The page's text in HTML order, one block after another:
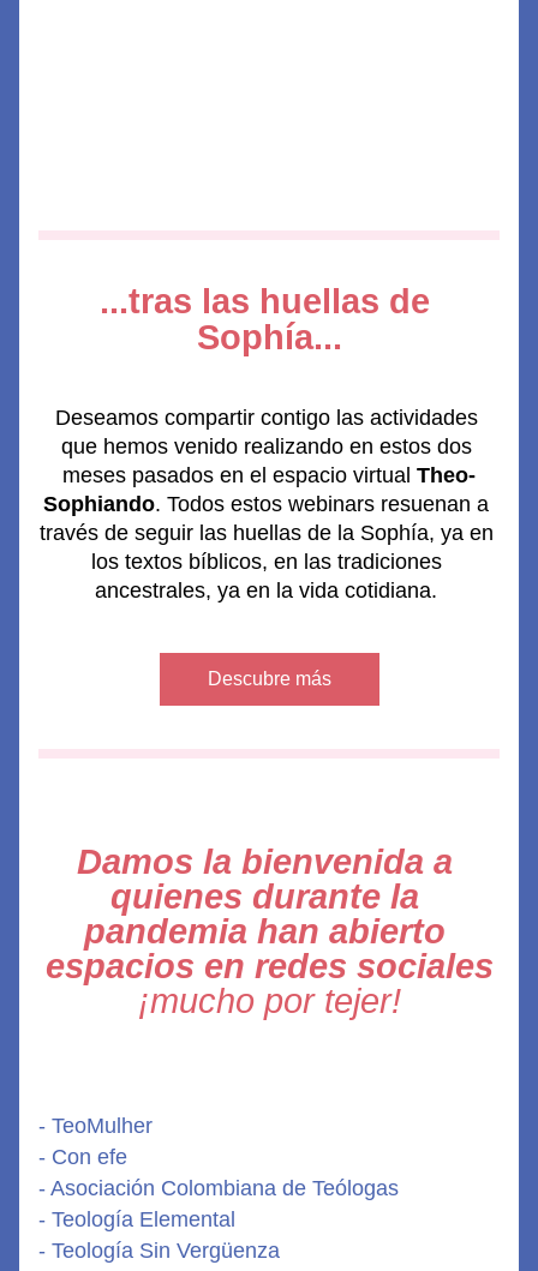
...tras las huellas de
Sophía...
Deseamos compartir contigo las actividades
que hemos venido realizando en estos dos
meses pasados en el espacio virtual Theo-
Sophiando. Todos estos webinars resuenan a
través de seguir las huellas de la Sophía, ya en
los textos bíblicos, en las tradiciones
ancestrales, ya en la vida cotidiana.
Descubre más
Damos la bienvenida a
quienes durante la
pandemia han abierto
espacios en redes sociales
¡mucho por tejer!
- TeoMulher
- Con efe
- Asociación Colombiana de Teólogas
- Teología Elemental
- Teología Sin Vergüenza